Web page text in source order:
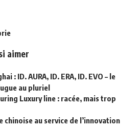
aimer
: ID. AURA, ID. ERA, ID. EVO – le
au pluriel
Luxury line : racée, mais trop
chinoise au service de l’innovation